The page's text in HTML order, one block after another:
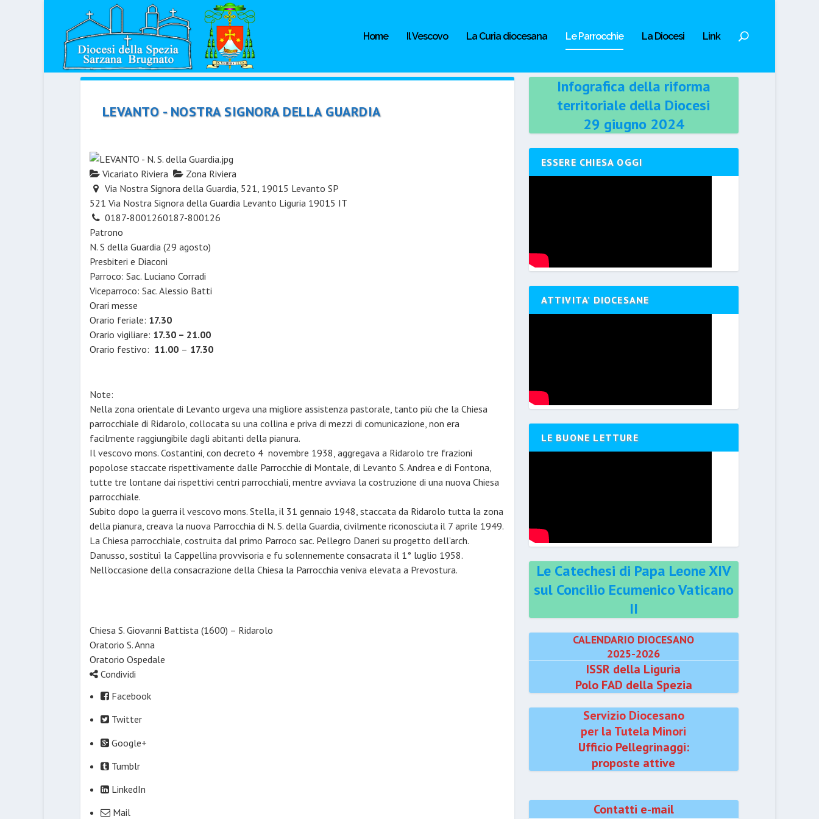
Home Il Vescovo La Curia diocesana Le Parrocchie La Diocesi Link
LEVANTO - NOSTRA SIGNORA DELLA GUARDIA
Vicariato Riviera
Zona Riviera
Via Nostra Signora della Guardia, 521, 19015 Levanto SP
521 Via Nostra Signora della Guardia Levanto Liguria 19015 IT
0187-8001260187-800126
Patrono
N. S della Guardia (29 agosto)
Presbiteri e Diaconi
Parroco: Sac. Luciano Corradi
Viceparroco: Sac. Alessio Batti
Orari messe
Orario feriale: 17.30
Orario vigiliare: 17.30 – 21.00
Orario festivo: 11.00 – 17.30
Note:
Nella zona orientale di Levanto urgeva una migliore assistenza pastorale, tanto più che la Chiesa
parrocchiale di Ridarolo, collocata su una collina e priva di mezzi di comunicazione, non era
facilmente raggiungibile dagli abitanti della pianura.
Il vescovo mons. Costantini, con decreto 4 novembre 1938, aggregava a Ridarolo tre frazioni
popolose staccate rispettivamente dalle Parrocchie di Montale, di Levanto S. Andrea e di Fontona,
tutte tre lontane dai rispettivi centri parrocchiali, mentre avviava la costruzione di una nuova Chiesa
parrocchiale.
Subito dopo la guerra il vescovo mons. Stella, il 31 gennaio 1948, staccata da Ridarolo tutta la zona
della pianura, creava la nuova Parrocchia di N. S. della Guardia, civilmente riconosciuta il 7 aprile 1949.
La Chiesa parrocchiale, costruita dal primo Parroco sac. Pellegro Daneri su progetto dell’arch.
Danusso, sostituì la Cappellina provvisoria e fu solennemente consacrata il 1° luglio 1958.
Nell’occasione della consacrazione della Chiesa la Parrocchia veniva elevata a Prevostura.
Chiesa S. Giovanni Battista (1600) – Ridarolo
Oratorio S. Anna
Oratorio Ospedale
Condividi
Facebook
Twitter
Google+
Tumblr
LinkedIn
Mail
Infografica della riforma
territoriale della Diocesi
29 giugno 2024
ESSERE CHIESA OGGI
ATTIVITA’ DIOCESANE
LE BUONE LETTURE
Le Catechesi di Papa Leone XIV
sul Concilio Ecumenico Vaticano
II
CALENDARIO DIOCESANO
2025-2026
ISSR della Liguria
Polo FAD della Spezia
Servizio Diocesano
per la Tutela Minori
Ufficio Pellegrinaggi:
proposte attive
Contatti e-mail